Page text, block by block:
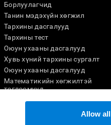
Allow all
Борлуулагчид
Танин мэдэхүйн хөгжил
Тархины дасгалууд
Тархины тест
Оюун ухааны дасгалууд
Хувь хүний ​​тархины сургалт
Оюун ухааны дасгалууд
Математикийн хөгжилтэй
тоглоомууд
Уншиж ойлгох чадвар